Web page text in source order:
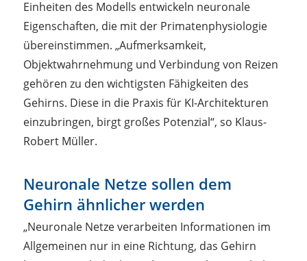
Einheiten des Modells entwickeln neuronale
Eigenschaften, die mit der Primatenphysiologie
übereinstimmen. „Aufmerksamkeit,
Objektwahrnehmung und Verbindung von Reizen
gehören zu den wichtigsten Fähigkeiten des
Gehirns. Diese in die Praxis für KI-Architekturen
einzubringen, birgt großes Potenzial“, so Klaus-
Robert Müller.
Neuronale Netze sollen dem
Gehirn ähnlicher werden
„Neuronale Netze verarbeiten Informationen im
Allgemeinen nur in eine Richtung, das Gehirn